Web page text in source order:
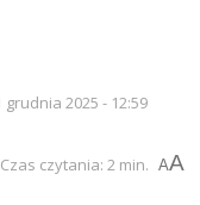
grudnia 2025 - 12:59
Czas czytania: 2 min. AA